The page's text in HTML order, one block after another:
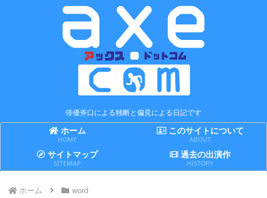
俳優斧口による独断と偏見による日記です
ホーム
HOME
このサイトについて
ABOUT
サイトマップ
SITEMAP
過去の出演作
HISTORY
ホーム word